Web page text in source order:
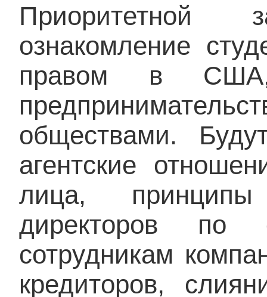
Приоритетной
ознакомление
правом в США,
обществами.
агентские
лица, принципы
директоров по
сотрудникам
кредиторов,